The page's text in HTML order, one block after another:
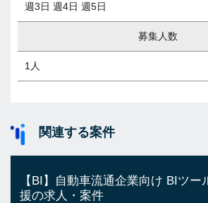
週3日 週4日 週5日
募集人数
1人
関連する案件
【BI】自動車流通企業向け BIツー
援の求人・案件